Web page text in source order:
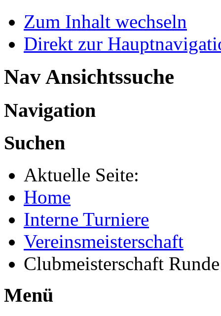
Zum Inhalt wechseln
Direkt zur
Nav Ansichtssuche
Navigation
Suchen
Aktuelle Seite:
Home
Interne Turniere
Vereinsmeisterschaft
Clubmeisterschaft
Menü